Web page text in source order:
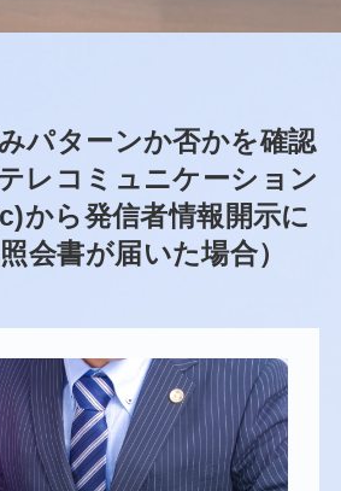
パターンか否かを確認
レコミュニケーション
から発信者情報開示に
会書が届いた場合）